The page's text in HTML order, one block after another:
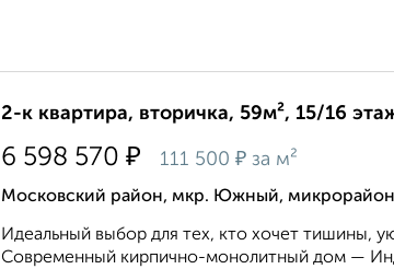
2-к квартира, вторичка, 59м², 15/16
6 598 570 ₽ 111 500 ₽ за м²
Московский район, мкр. Южный,
Идеальный выбор для тех, кто хочет тишины,
Современный кирпично-монолитный дом —